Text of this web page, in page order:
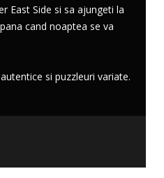
East Side si sa ajungeti la
cand noaptea se va
si puzzleuri variate.